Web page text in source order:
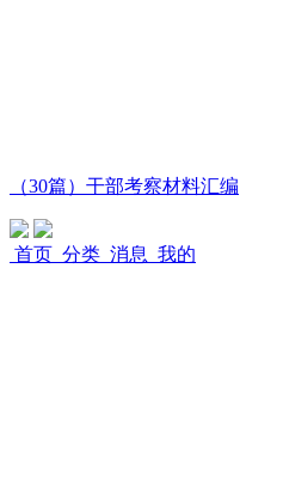
（30篇）干部考察材料汇编
首页 分类 消息 我的